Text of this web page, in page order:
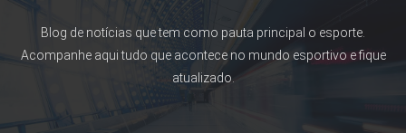
Blog de notícias que tem como pauta principal o esporte.
Acompanhe aqui tudo que acontece no mundo esportivo e fique
atualizado.